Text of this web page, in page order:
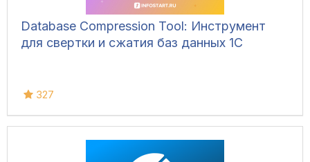
Database Compression Tool: Инструмент
для свертки и сжатия баз данных 1С
327